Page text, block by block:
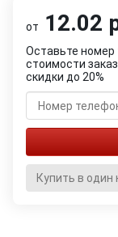
от 12.02
Оставьте номер
стоимости
скидки до 20%
Купить в один